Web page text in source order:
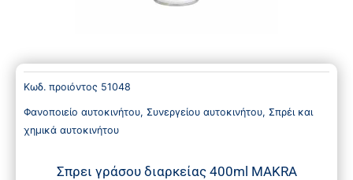
Κωδ. προιόντος 51048
Φανοποιείο αυτοκινήτου, Συνεργείου αυτοκινήτου, Σπρέι και
χημικά αυτοκινήτου
Σπρει γράσου διαρκείας 400ml MAKRA